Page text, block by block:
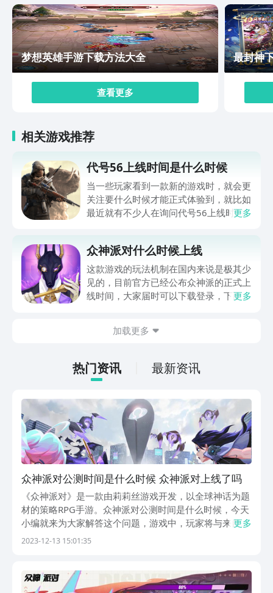
梦想英雄手游下载方法大全
查看更多
最封神
相关游戏推荐
代号56上线时间是什么时候
当一些玩家看到一款新的游戏时，就会更
关注要什么时候才能正式体验到，就比如
最近就有不少人在询问代号56上线时间
惊险刺激感，所以很多人都会关注对方的
动向，而这里就会为你们说明一下相关的
内容。
更多
众神派对什么时候上线
这款游戏的玩法机制在国内来说是极其少
见的，目前官方已经公布众神派的正式上
线时间，大家届时可以下载登录，下面小
话，那么就一定要紧跟小编的步伐。本次
介绍，大家不要忘记去九游预约游戏哦。
更多
加载更多
热门资讯 最新资讯
众神派对公测时间是什么时候 众神派对上线了吗
《众神派对》是一款由莉莉丝游戏开发，以全球神话为题
材的策略RPG手游。众神派对公测时间是什么时候，今天
小编就来为大家解答这个问题，游戏中，玩家将与来自不
同文化和神话的众神一起，在神话朋克风格的都市世界中
更多
2023-12-13 15:01:35